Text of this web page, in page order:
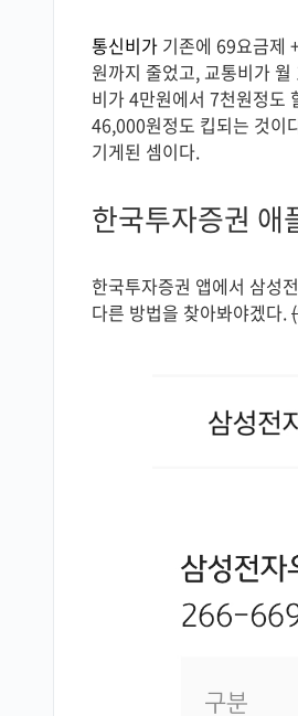
통신비가 기존에 69요금제
원까지 줄었고, 교통비가
비가 4만원에서 7천원정도
46,000원정도 킵되는 것이
기게된 셈이다.
한국투자증권 애
한국투자증권 앱에서 삼성
다른 방법을 찾아봐야겠다.